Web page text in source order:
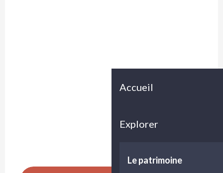
Accueil
Explorer
Le patrimoine